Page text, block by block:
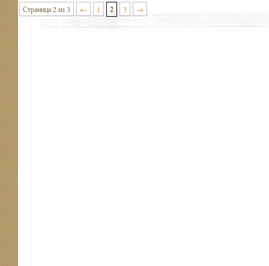
Страница 2 из 3 ← 1 2 3 →